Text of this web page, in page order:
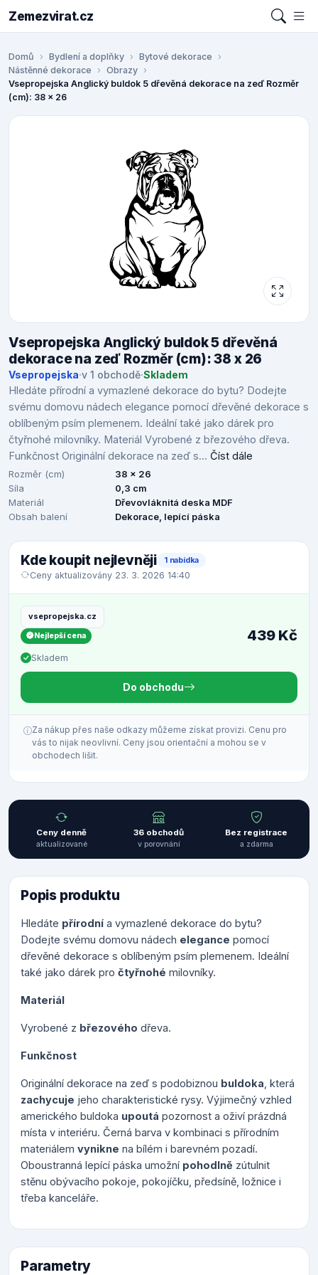
Zemezvirat.cz
Domů Bydlení a doplňky
Bytové dekorace
Nástěnné dekorace
Obrazy
Vsepropejska Anglický buldok 5 dřevěná dekorace na zeď Rozměr
(cm): 38 x 26
Vsepropejska Anglický buldok 5 dřevěná
dekorace na zeď Rozměr (cm): 38 x 26
Vsepropejska·v 1 obchodě·Skladem
Hledáte přírodní a vymazlené dekorace do bytu? Dodejte
svému domovu nádech elegance pomocí dřevěné dekorace s
oblíbeným psím plemenem. Ideální také jako dárek pro
čtyřnohé milovníky. Materiál Vyrobené z březového dřeva.
Funkčnost Originální dekorace na zeď s... Číst dále
Rozměr (cm)
38 x 26
Síla
0,3 cm
Materiál
Dřevovláknitá deska MDF
Obsah balení
Dekorace, lepící páska
Kde koupit nejlevněji 1 nabídka
Ceny aktualizovány 23. 3. 2026 14:40
vsepropejska.cz
Nejlepší cena
Skladem
439 Kč
Do obchodu
Za nákup přes naše odkazy můžeme získat provizi. Cenu pro
vás to nijak neovlivní. Ceny jsou orientační a mohou se v
obchodech lišit.
Ceny denně
aktualizované
36 obchodů
v porovnání
Bez registrace
a zdarma
Popis produktu
Hledáte přírodní a vymazlené dekorace do bytu?
Dodejte svému domovu nádech elegance pomocí
dřevěné dekorace s oblíbeným psím plemenem. Ideální
také jako dárek pro čtyřnohé milovníky.
Materiál
Vyrobené z březového dřeva.
Funkčnost
Originální dekorace na zeď s podobiznou buldoka , která
zachycuje jeho charakteristické rysy. Výjimečný vzhled
amerického buldoka upoutá pozornost a oživí prázdná
místa v interiéru. Černá barva v kombinaci s přírodním
materiálem vynikne na bílém i barevném pozadí.
Oboustranná lepící páska umožní pohodlně zútulnit
stěnu obývacího pokoje, pokojíčku, předsíně, ložnice i
třeba kanceláře.
Parametry